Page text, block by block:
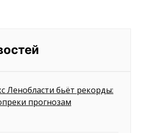
Ленобласти бьёт рекорды:
прогнозам